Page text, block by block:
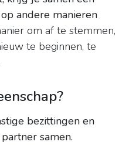
andere manieren
om af te stemmen,
te beginnen, te
bezittingen en
samen.